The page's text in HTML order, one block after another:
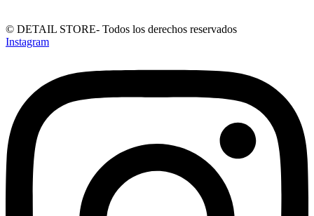
© DETAIL STORE- Todos los derechos reservados
Instagram